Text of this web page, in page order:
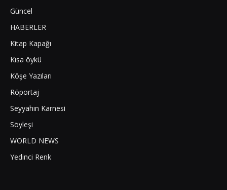
Güncel
HABERLER
Kitap Kapağı
Kısa öykü
Köşe Yazıları
Röportaj
Seyyahın Karnesi
Söyleşi
WORLD NEWS
Yedinci Renk